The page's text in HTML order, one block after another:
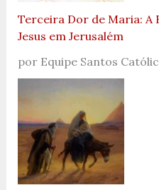
Terceira Dor de Maria: A
Jesus em Jerusalém
por Equipe Santos